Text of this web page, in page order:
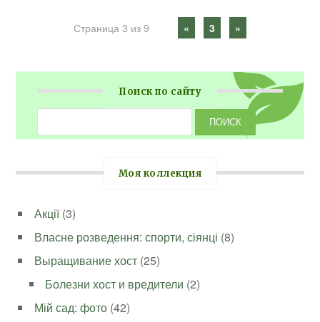
Страница 3 из 9 « 3 »
Поиск по сайту
Моя коллекция
Акції(3)
Власне розведення: спорти, сіянці (8)
Выращивание хост (25)
Болезни хост и вредители (2)
Мій сад: фото (42)